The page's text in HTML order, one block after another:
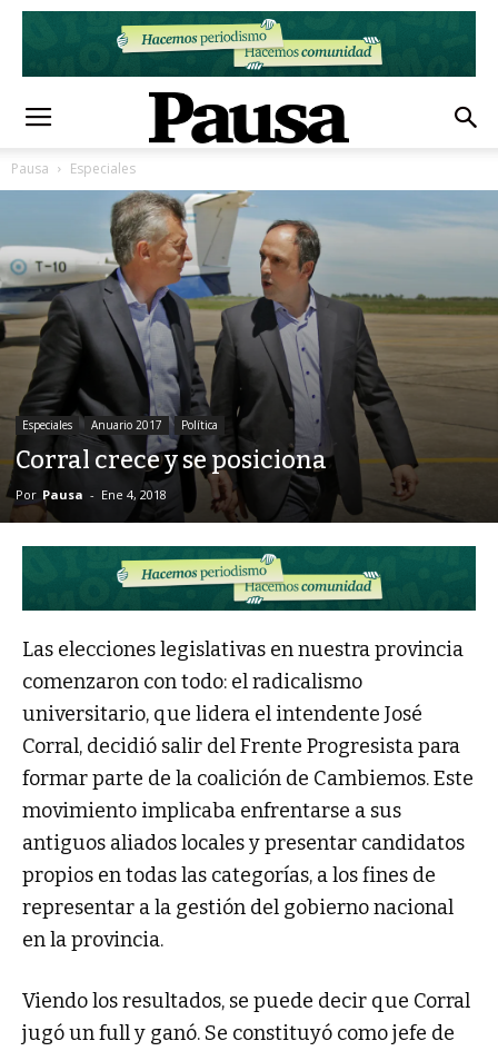
Pausa Especiales
Especiales Anuario 2017 Política
Corral crece y se posiciona
Por Pausa - Ene 4, 2018
Las elecciones legislativas en nuestra provincia
comenzaron con todo: el radicalismo
universitario, que lidera el intendente José
Corral, decidió salir del Frente Progresista para
formar parte de la coalición de Cambiemos. Este
movimiento implicaba enfrentarse a sus
antiguos aliados locales y presentar candidatos
propios en todas las categorías, a los fines de
representar a la gestión del gobierno nacional
en la provincia.
Viendo los resultados, se puede decir que Corral
jugó un full y ganó. Se constituyó como jefe de